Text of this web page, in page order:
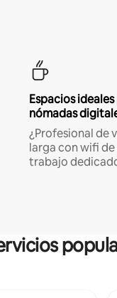
Espacios
nómadas
¿Profesional de
larga con wifi
trabajo